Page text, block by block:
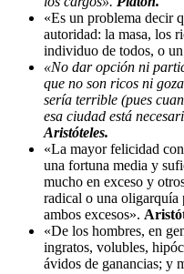
«Es un problema decir
autoridad: la masa, los
individuo de todos, o
«No dar opción ni
que no son ricos ni
sería terrible (pues
esa ciudad está
Aristóteles.
«La mayor felicidad
una fortuna media y
mucho en exceso y
radical o una oligarquía
ambos excesos».
«De los hombres, en
ingratos, volubles,
ávidos de ganancias; y